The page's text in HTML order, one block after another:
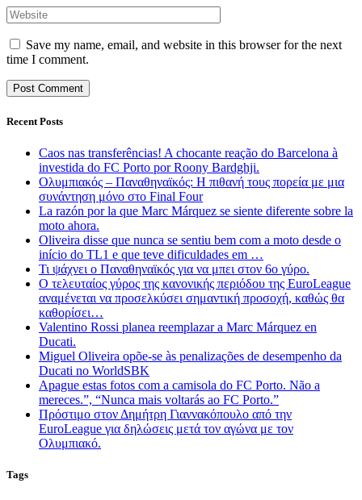
Save my name, email, and website in this browser for the next
time I comment.
Recent Posts
Caos nas transferências! A chocante reação do Barcelona à
investida do FC Porto por Roony Bardghji.
Ολυμπιακός – Παναθηναϊκός: Η πιθανή τους πορεία με μια
συνάντηση μόνο στο Final Four
La razón por la que Marc Márquez se siente diferente sobre la
moto ahora.
Oliveira disse que nunca se sentiu bem com a moto desde o
início do TL1 e que teve dificuldades em …
Τι ψάχνει ο Παναθηναϊκός για να μπει στον 6ο γύρο.
Ο τελευταίος γύρος της κανονικής περιόδου της EuroLeague
αναμένεται να προσελκύσει σημαντική προσοχή, καθώς θα
καθορίσει…
Valentino Rossi planea reemplazar a Marc Márquez en
Ducati.
Miguel Oliveira opõe-se às penalizações de desempenho da
Ducati no WorldSBK
Apague estas fotos com a camisola do FC Porto. Não a
mereces.”, “Nunca mais voltarás ao FC Porto.”
Πρόστιμο στον Δημήτρη Γιαννακόπουλο από την
EuroLeague για δηλώσεις μετά τον αγώνα με τον
Ολυμπιακό.
Tags